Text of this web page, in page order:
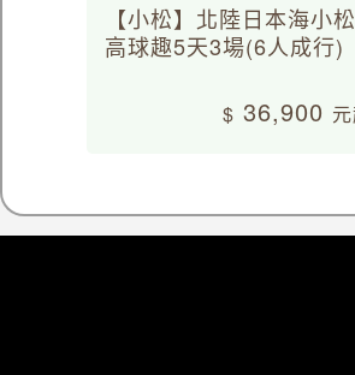
【小松】北陸日本海小松
高球趣5天3場(6人成行)
36,900